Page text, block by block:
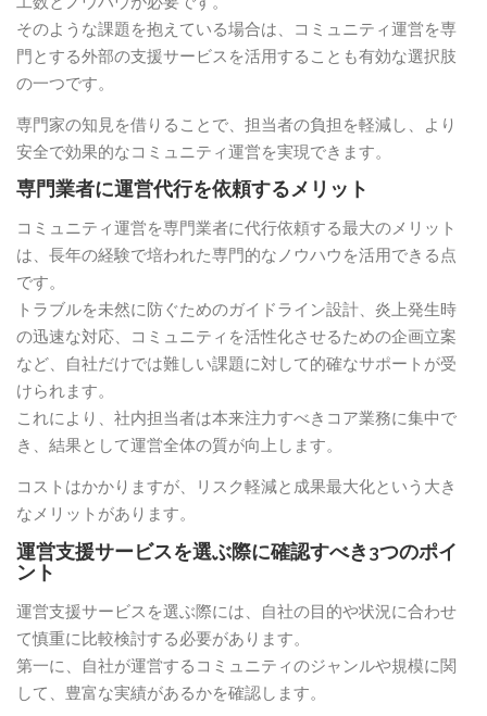
そのような課題を抱えている場合は、コミュニティ運営を専
門とする外部の支援サービスを活用することも有効な選択肢
の一つです。
専門家の知見を借りることで、担当者の負担を軽減し、より
安全で効果的なコミュニティ運営を実現できます。
専門業者に運営代行を依頼するメリット
コミュニティ運営を専門業者に代行依頼する最大のメリット
は、長年の経験で培われた専門的なノウハウを活用できる点
です。
トラブルを未然に防ぐためのガイドライン設計、炎上発生時
の迅速な対応、コミュニティを活性化させるための企画立案
など、自社だけでは難しい課題に対して的確なサポートが受
けられます。
これにより、社内担当者は本来注力すべきコア業務に集中で
き、結果として運営全体の質が向上します。
コストはかかりますが、リスク軽減と成果最大化という大き
なメリットがあります。
運営支援サービスを選ぶ際に確認すべき3つのポイ
ント
運営支援サービスを選ぶ際には、自社の目的や状況に合わせ
て慎重に比較検討する必要があります。
第一に、自社が運営するコミュニティのジャンルや規模に関
して、豊富な実績があるかを確認します。